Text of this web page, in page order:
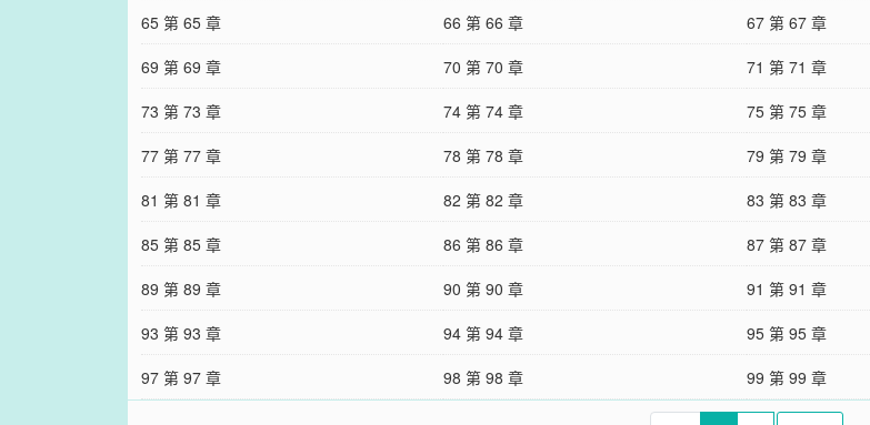
65 第 65 章
66 第 66 章 67 第 67 章
69 第 69 章
70 第 70 章 71 第 71 章
73 第 73 章
74 第 74 章 75 第 75 章
77 第 77 章
78 第 78 章 79 第 79 章
81 第 81 章
82 第 82 章 83 第 83 章
85 第 85 章
86 第 86 章 87 第 87 章
89 第 89 章
90 第 90 章 91 第 91 章
93 第 93 章
94 第 94 章 95 第 95 章
97 第 97 章
98 第 98 章 99 第 99 章